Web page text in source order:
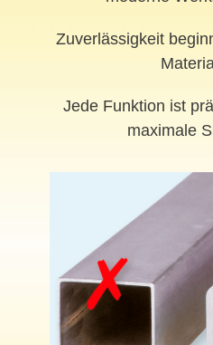
Zuverlässigkeit
Jede Funktion ist
maximale